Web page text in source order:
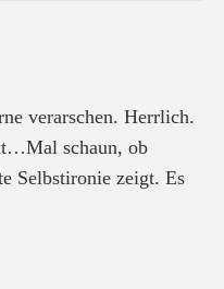
verarschen. Herrlich.
schaun, ob
Selbstironie zeigt. Es